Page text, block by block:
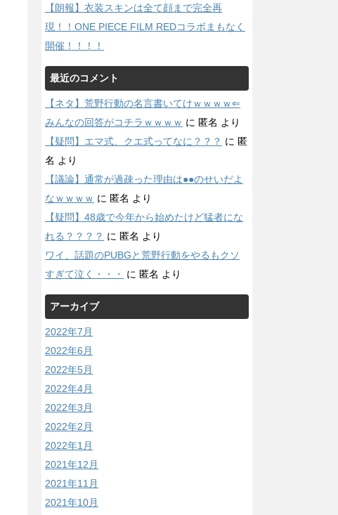
【朗報】衣装スキンは全て顔まで完全再
現！！ONE PIECE FILM REDコラボまもなく
開催！！！！
最近のコメント
【ネタ】荒野行動の名言書いてけｗｗｗｗ⇐
みんなの回答がコチラｗｗｗｗ に 匿名 より
【疑問】エマ式、クエ式ってなに？？？ に 匿
名 より
【議論】通常が過疎った理由は●●のせいだよ
なｗｗｗｗ に 匿名 より
【疑問】48歳で今年から始めたけど猛者にな
れる？？？？ に 匿名 より
ワイ、話題のPUBGと荒野行動をやるもクソ
すぎて泣く・・・
に 匿名 より
アーカイブ
2022年7月
2022年6月
2022年5月
2022年4月
2022年3月
2022年2月
2022年1月
2021年12月
2021年11月
2021年10月